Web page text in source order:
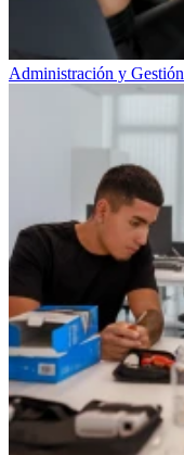
Administración y Gestión